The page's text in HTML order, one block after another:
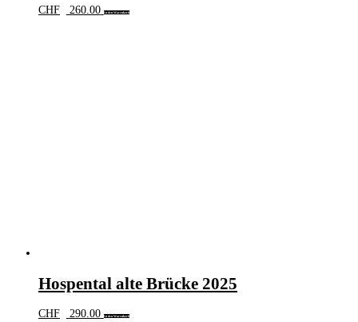
CHF 260.00 In den Warenkorb
Hospental alte Brücke 2025
CHF 290.00 In den Warenkorb